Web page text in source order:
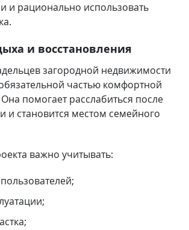
и рационально использовать
и восстановления
загородной недвижимости
частью комфортной
помогает расслабиться после
и становится местом семейного
важно учитывать: